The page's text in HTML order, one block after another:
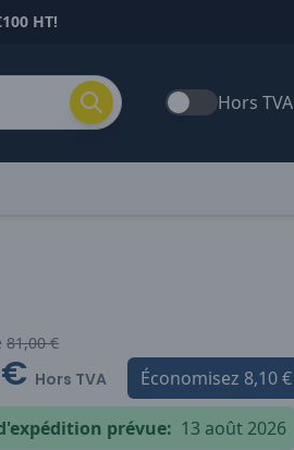
HT!
Hors TVA
81,00 €
Hors TVA Économisez 8,10 €
prévue: 13 août 2026